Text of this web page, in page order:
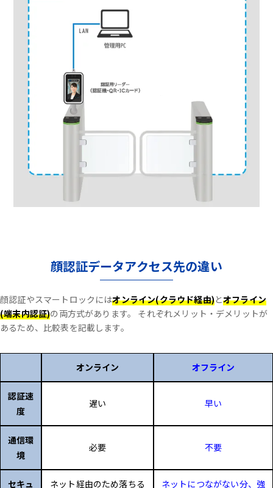
顔認証データアクセス先の違い
顔認証やスマートロックにはオンライン(クラウド経由)とオフライン
(端末内認証)の両方式があります。
それぞれメリット・デメリットが
あるため、比較表を記載します。
オンライン オフライン
認証速
度
遅い 早い
通信環
境
必要 不要
セキュ ネット経由のため落ちる ネットにつながない分、強